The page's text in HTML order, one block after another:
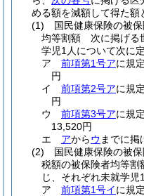
める額を減額して得た額
(1)
国民健康保険の被
均等割額 次に掲げる
学児1人について次に
ア
前項第1号アに規
円
イ
前項第2号アに規
円
ウ
前項第3号アに規
13,520円
エ
アからウ までに
(2)
国民健康保険の被
税額の被保険者均等
じ、それぞれ未就学
ア
前項第1号イに規